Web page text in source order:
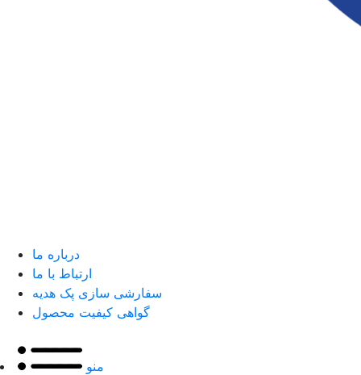
درباره ما
ارتباط با ما
سفارشی سازی پک هدیه
گواهی کیفیت محصول
منو